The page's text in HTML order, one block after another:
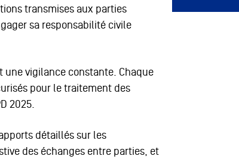
transmises aux parties
sa responsabilité civile
vigilance constante. Chaque
pour le traitement des
2025.
détaillés sur les
des échanges entre parties, et